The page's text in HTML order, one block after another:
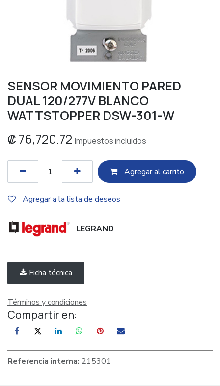
SENSOR MOVIMIENTO PARED
DUAL 120/277V BLANCO
WATTSTOPPER DSW-301-W
₡ 76,720.72 Impuestos incluidos
Agregar al c​​arrito
Agregar a la lista de deseos
LEGRAND
Ficha técnica
Términos y condiciones
Compartir en:
Referencia interna: 215301